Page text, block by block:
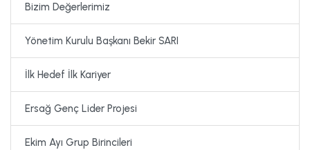
Bizim Değerlerimiz
Yönetim Kurulu Başkanı Bekir SARI
İlk Hedef İlk Kariyer
Ersağ Genç Lider Projesi
Ekim Ayı Grup Birincileri